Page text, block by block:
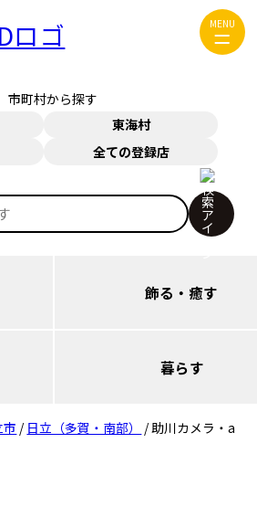
市町村から探す
東海村
全ての登録店
）
飾る・癒す
日立（多賀・南部）
日立（十王・豊浦・日高）
暮らす
MENU
市 / 日立（多賀・南部） /助川カメラ・a
飾る・癒す
JWAYカードについて